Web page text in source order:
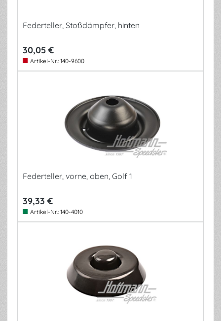
Federteller, Stoßdämpfer, hinten
30,05 €
Artikel-Nr.: 140-9600
Federteller, vorne, oben, Golf 1
39,33 €
Artikel-Nr.: 140-4010